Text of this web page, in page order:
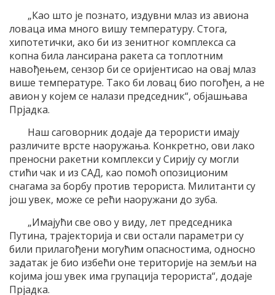
„Као што је познато, издувни млаз из авиона
ловаца има много вишу температуру. Стога,
хипотетички, ако би из зенитног комплекса са
копна била лансирана ракета са топлотним
навођењем, сензор би се оријентисао на овај млаз
више температуре. Тако би ловац био погођен, а не
авион у којем се налази председник“, објашњава
Прјадка.
Наш саговорник додаје да терористи имају
различите врсте наоружања. Конкретно, ови лако
преносни ракетни комплекси у Сирију су могли
стићи чак и из САД, као помоћ опозиционим
снагама за борбу против терориста. Милитанти су
још увек, може се рећи наоружани до зуба.
„Имајући све ово у виду, лет председника
Путина, трајекторија и сви остали параметри су
били прилагођени могућим опасностима, односно
задатак је био избећи оне територије на земљи на
којима још увек има групација терориста“, додаје
Прјадка.